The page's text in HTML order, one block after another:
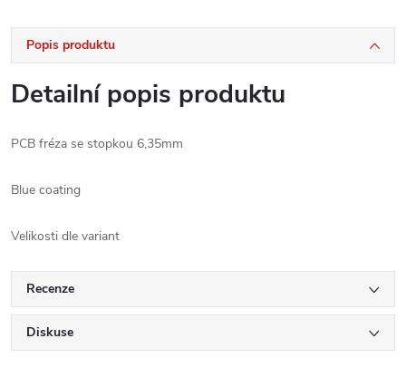
Popis produktu
Detailní popis produktu
PCB fréza se stopkou 6,35mm
Blue coating
Velikosti dle variant
Recenze
Diskuse